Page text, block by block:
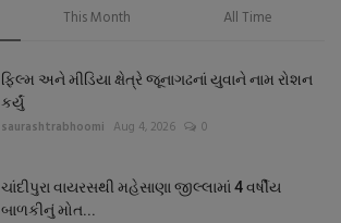
This Month All Time
ફિલ્મ અને મીડિયા ક્ષેત્રે જૂનાગઢનાં યુવાને નામ રોશન
કર્યું
saurashtrabhoomi Aug 4, 2026 0
ચાંદીપુરા વાયરસથી મહેસાણા જીલ્લામાં 4 વર્ષીય
બાળકીનું મોત...